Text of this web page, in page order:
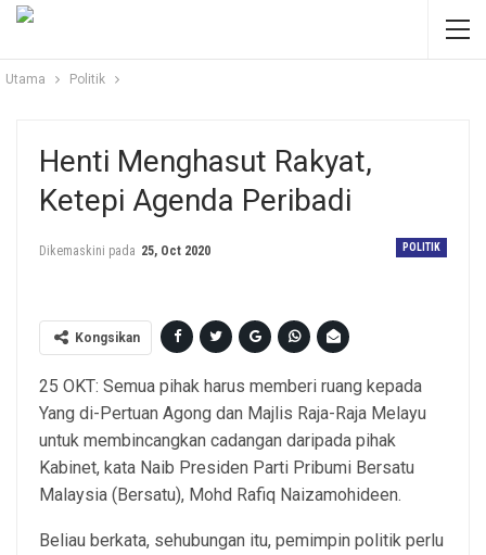
Utama Politik
Henti Menghasut Rakyat,
Ketepi Agenda Peribadi
POLITIK
Dikemaskini pada 25, Oct 2020
Kongsikan
25 OKT: Semua pihak harus memberi ruang kepada
Yang di-Pertuan Agong dan Majlis Raja-Raja Melayu
untuk membincangkan cadangan daripada pihak
Kabinet, kata Naib Presiden Parti Pribumi Bersatu
Malaysia (Bersatu), Mohd Rafiq Naizamohideen.
Beliau berkata, sehubungan itu, pemimpin politik perlu